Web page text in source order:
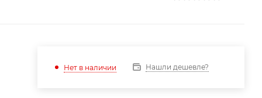
Нет в наличии Нашли дешевле?